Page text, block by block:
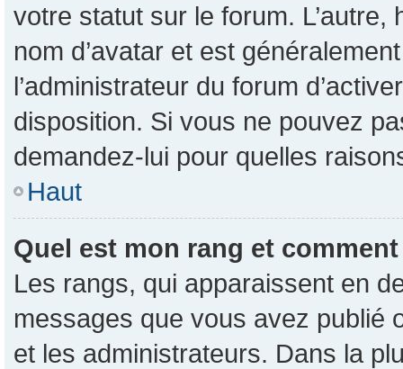
votre statut sur le forum.
nom d’avatar et est
l’administrateur du forum
disposition. Si vous ne pouvez
demandez-lui pour quelles
Haut
Quel est mon rang et
Les rangs, qui apparaissent en
messages que vous avez publié
et les administrateurs. Dans la